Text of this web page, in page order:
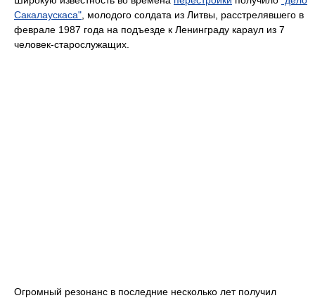
Сакалаускаса" , молодого солдата из Литвы, расстрелявшего в
феврале 1987 года на подъезде к Ленинграду караул из 7
человек-старослужащих.
Огромный резонанс в последние несколько лет получил